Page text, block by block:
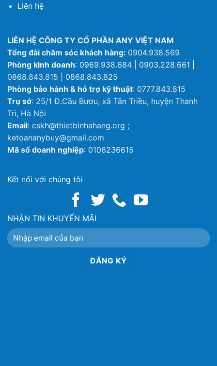
Liên hệ
LIÊN HỆ CÔNG TY CỔ PHẦN ANY VIỆT NAM
Tổng đài chăm sóc khách hàng: 0904.938.569
Phòng kinh doanh: 0969.938.684 | 0903.228.661 |
0868.843.815 | 0868.843.825
Phòng bảo hành & hỗ trợ kỹ thuật: 0777.843.815
Trụ sở: 25/1 Đ.Cầu Bươu, xã Tân Triều, huyện Thanh
Trì, Hà Nội
Email: cskh@thietbinhahang.org ;
ketoananybuy@gmail.com
Mã số doanh nghiệp: 0106236615
Kết nối với chúng tôi
NHẬN TIN KHUYẾN MÃI